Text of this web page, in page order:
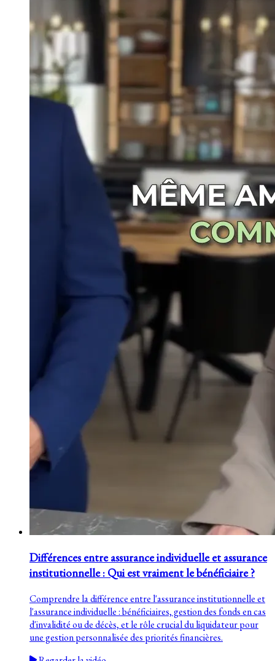
Différences entre assurance individuelle et assurance
institutionnelle : Qui est vraiment le bénéficiaire ?
Comprendre la différence entre l'assurance institutionnelle et
l'assurance individuelle : bénéficiaires, gestion des fonds en cas
d'invalidité ou de décès, et le rôle crucial du liquidateur pour
une gestion personnalisée des priorités financières.